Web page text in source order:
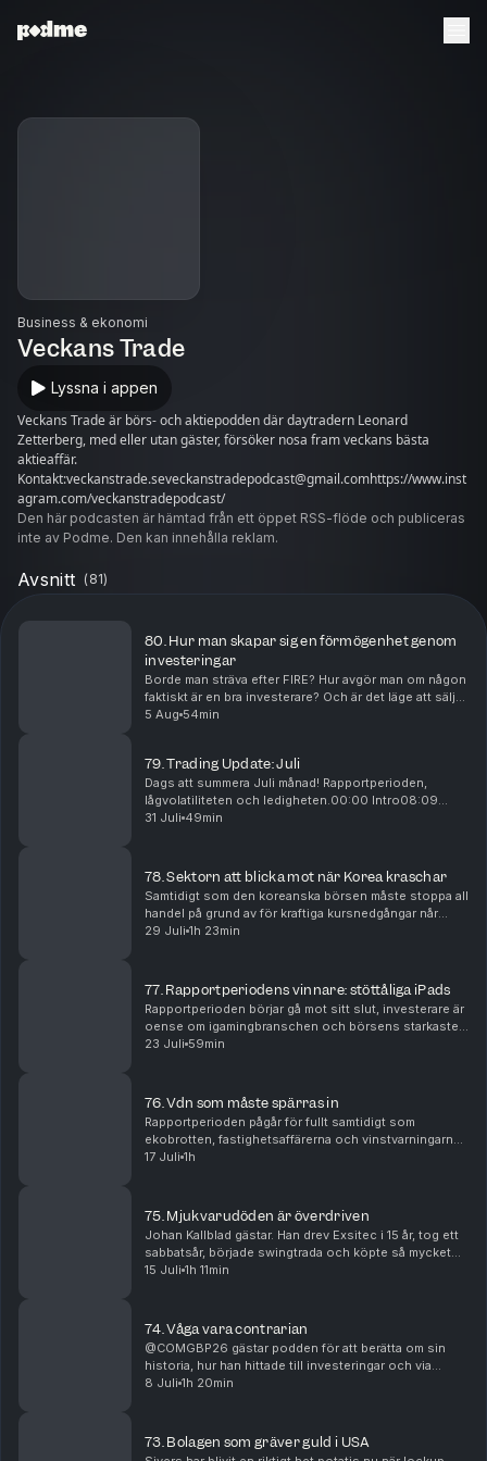
Business & ekonomi
Veckans Trade
Lyssna i appen
Veckans Trade är börs- och aktiepodden där daytradern Leonard
Zetterberg, med eller utan gäster, försöker nosa fram veckans bästa
aktieaffär.
Kontakt:veckanstrade.seveckanstradepodcast@gmail.comhttps://www.inst
agram.com/veckanstradepodcast/
Den här podcasten är hämtad från ett öppet RSS-flöde och publiceras
inte av Podme. Den kan innehålla reklam.
Avsnitt (81)
80. Hur man skapar sig en förmögenhet genom
investeringar
Borde man sträva efter FIRE? Hur avgör man om någon
faktiskt är en bra investerare? Och är det läge att sälja
sina Investor-aktier nu när investmentbolaget handlas
5 Aug 54min
79. Trading Update: Juli
Dags att summera Juli månad! Rapportperioden,
lågvolatiliteten och ledigheten.00:00 Intro08:09
Rapportperioden: insiderhandel, Vitec och Lime18:25
31 Juli 49min
78. Sektorn att blicka mot när Korea kraschar
Samtidigt som den koreanska börsen måste stoppa all
handel på grund av för kraftiga kursnedgångar når
svenska verkstadsbolag nya rekordnivåer. Kenneth
29 Juli 1h 23min
77. Rapportperiodens vinnare: stöttåliga iPads
Rapportperioden börjar gå mot sitt slut, investerare är
oense om igamingbranschen och börsens starkaste
segment stöttåliga iPads överraskar. 00:00 Intro11:45
23 Juli 59min
76. Vdn som måste spärras in
Rapportperioden pågår för fullt samtidigt som
ekobrotten, fastighetsaffärerna och vinstvarningarna
fortsätter.00:00 Intro01:54 MSAB: omvänd
17 Juli 1h
75. Mjukvarudöden är överdriven
Johan Kallblad gästar. Han drev Exsitec i 15 år, tog ett
sabbatsår, började swingtrada och köpte så mycket
Upsales att han ringde vd:n för att käbbla om
15 Juli 1h 11min
74. Våga vara contrarian
@COMGBP26 gästar podden för att berätta om sin
historia, hur han hittade till investeringar och via
Warren Buffets lärdomar tog sig från ingenting till att
8 Juli 1h 20min
73. Bolagen som gräver guld i USA